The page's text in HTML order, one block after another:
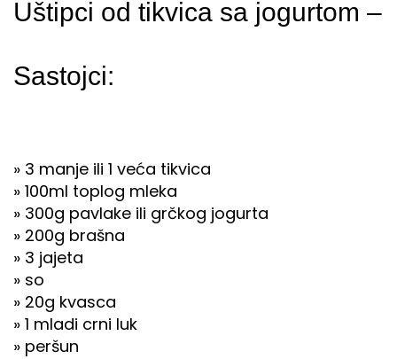
Uštipci od tikvica sa jogurtom –
Sastojci:
» 3 manje ili 1 veća tikvica
» 100ml toplog mleka
» 300g pavlake ili grčkog jogurta
» 200g brašna
» 3 jajeta
» so
» 20g kvasca
» 1 mladi crni luk
» peršun